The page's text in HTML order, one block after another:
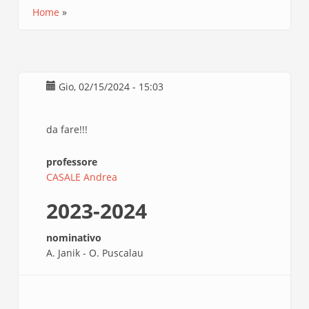
Home
Gio, 02/15/2024 - 15:03
da fare!!!
professore
CASALE Andrea
2023-2024
nominativo
A. Janik - O. Puscalau